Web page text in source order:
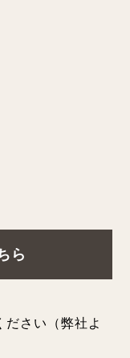
ら
さい（弊社よ